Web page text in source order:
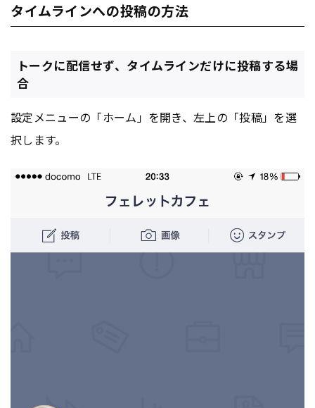
タイムラインへの投稿の方法
トークに配信せず、タイムラインだけに投稿する場
合
設定メニューの「ホーム」を開き、左上の「投稿」を選
択します。